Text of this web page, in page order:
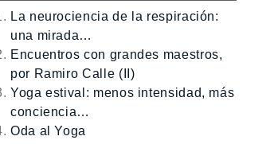
La neurociencia de la respiración:
una mirada…
Encuentros con grandes maestros,
por Ramiro Calle (II)
Yoga estival: menos intensidad, más
conciencia…
Oda al Yoga